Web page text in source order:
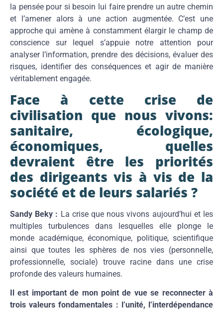
la pensée pour si besoin lui faire prendre un autre chemin
et l’amener alors à une action augmentée. C’est une
approche qui amène à constamment élargir le champ de
conscience sur lequel s’appuie notre attention pour
analyser l’information, prendre des décisions, évaluer des
risques, identifier des conséquences et agir de manière
véritablement engagée.
Face à cette crise de
civilisation que nous vivons:
sanitaire, écologique,
économiques, quelles
devraient être les priorités
des dirigeants vis à vis de la
société et de leurs salariés ?
Sandy Beky : La crise que nous vivons aujourd’hui et les
multiples turbulences dans lesquelles elle plonge le
monde académique, économique, politique, scientifique
ainsi que toutes les sphères de nos vies (personnelle,
professionnelle, sociale) trouve racine dans une crise
profonde des valeurs humaines.
Il est important de mon point de vue se reconnecter à
trois valeurs fondamentales : l’unité, l’interdépendance